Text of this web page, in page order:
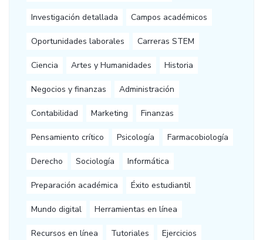
Investigación detallada Campos académicos
Oportunidades laborales Carreras STEM
Ciencia Artes y Humanidades Historia
Negocios y finanzas Administración
Contabilidad Marketing Finanzas
Pensamiento crítico Psicología Farmacobiología
Derecho Sociología Informática
Preparación académica Éxito estudiantil
Mundo digital Herramientas en línea
Recursos en línea Tutoriales Ejercicios